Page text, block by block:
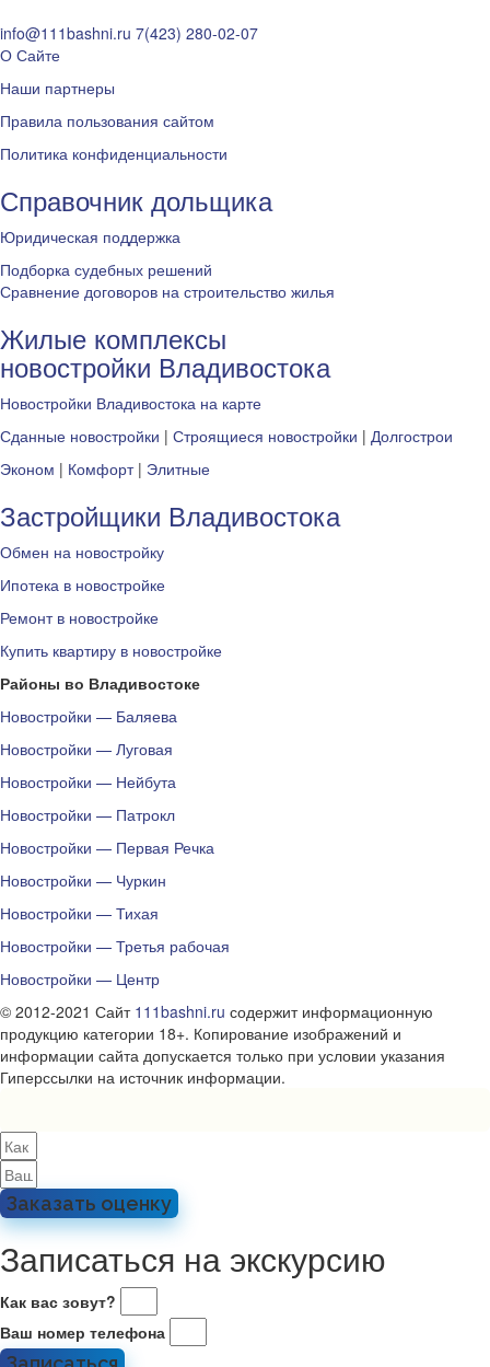
info@111bashni.ru 7(423) 280-02-07
О Сайте
Наши партнеры
Правила пользования сайтом
Политика конфиденциальности
Справочник дольщика
Юридическая поддержка
Подборка судебных решений
Сравнение договоров на строительство жилья
Жилые комплексы
новостройки Владивостока
Новостройки Владивостока на карте
Сданные новостройки | Строящиеся новостройки | Долгострои
Эконом | Комфорт| Элитные
Застройщики Владивостока
Обмен на новостройку
Ипотека в новостройке
Ремонт в новостройке
Купить квартиру в новостройке
Районы во Владивостоке
Новостройки — Баляева
Новостройки — Луговая
Новостройки — Нейбута
Новостройки — Патрокл
Новостройки — Первая Речка
Новостройки — Чуркин
Новостройки — Тихая
Новостройки — Третья рабочая
Новостройки — Центр
© 2012-2021 Сайт 111bashni.ru содержит информационную
продукцию категории 18+. Копирование изображений и
информации сайта допускается только при условии указания
Гиперссылки на источник информации.
Заказать оценку
Записаться на экскурсию
Как вас зовут?
Ваш номер телефона